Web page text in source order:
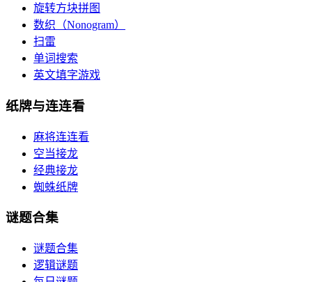
旋转方块拼图
数织（Nonogram）
扫雷
单词搜索
英文填字游戏
纸牌与连连看
麻将连连看
空当接龙
经典接龙
蜘蛛纸牌
谜题合集
谜题合集
逻辑谜题